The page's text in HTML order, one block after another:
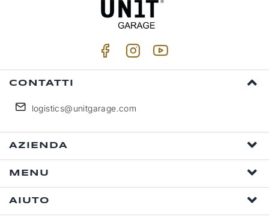
CONTATTI
logistics@unitgarage.com
AZIENDA
MENU
AIUTO